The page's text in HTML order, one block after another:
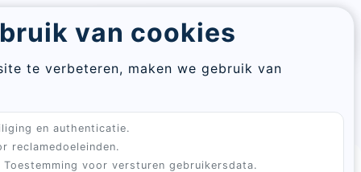
van cookies
te verbeteren, maken we gebruik van
en authenticatie.
reclamedoeleinden.
Toestemming voor versturen gebruikersdata.
Aanmelden
binnen 3 tot 5 werkdagen
Sign
in
Sluiten